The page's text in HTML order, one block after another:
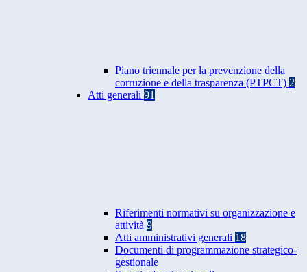
Piano triennale per la prevenzione della
corruzione e della trasparenza (PTPCT) 2
Atti generali 91
Riferimenti normativi su organizzazione e
attività 9
Atti amministrativi generali 18
Documenti di programmazione strategico-
gestionale